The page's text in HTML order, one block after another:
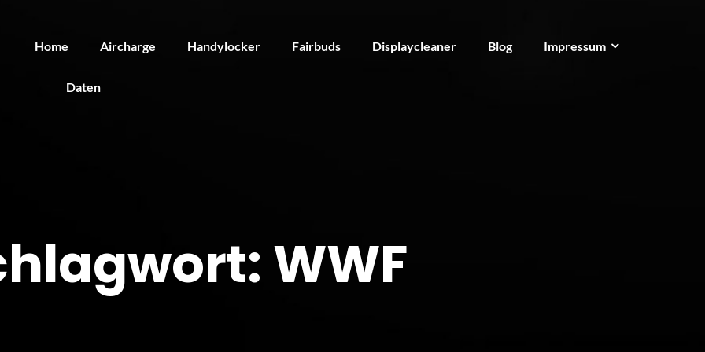
Home Aircharge Handylocker Fairbuds Displaycleaner Blog Impressum
Daten
WWF